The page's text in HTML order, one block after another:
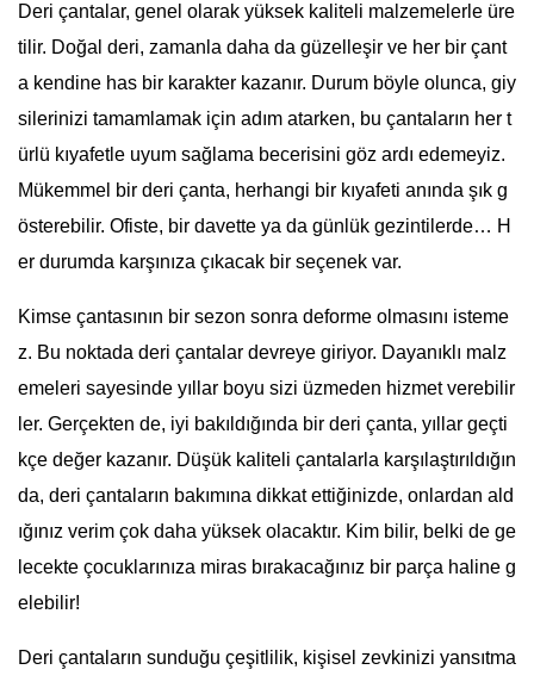
Deri çantalar, genel olarak yüksek kaliteli malzemelerle üre
tilir. Doğal deri, zamanla daha da güzelleşir ve her bir çant
a kendine has bir karakter kazanır. Durum böyle olunca, giy
silerinizi tamamlamak için adım atarken, bu çantaların her t
ürlü kıyafetle uyum sağlama becerisini göz ardı edemeyiz.
Mükemmel bir deri çanta, herhangi bir kıyafeti anında şık g
österebilir. Ofiste, bir davette ya da günlük gezintilerde… H
er durumda karşınıza çıkacak bir seçenek var.
Kimse çantasının bir sezon sonra deforme olmasını isteme
z. Bu noktada deri çantalar devreye giriyor. Dayanıklı malz
emeleri sayesinde yıllar boyu sizi üzmeden hizmet verebilir
ler. Gerçekten de, iyi bakıldığında bir deri çanta, yıllar geçti
kçe değer kazanır. Düşük kaliteli çantalarla karşılaştırıldığın
da, deri çantaların bakımına dikkat ettiğinizde, onlardan ald
ığınız verim çok daha yüksek olacaktır. Kim bilir, belki de ge
lecekte çocuklarınıza miras bırakacağınız bir parça haline g
elebilir!
Deri çantaların sunduğu çeşitlilik, kişisel zevkinizi yansıtma